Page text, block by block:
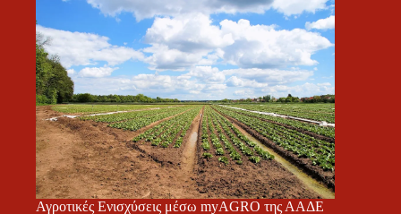
Αγροτικές Ενισχύσεις μέσω myAGRO της ΑΑΔΕ